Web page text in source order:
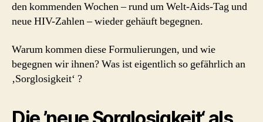
den kommenden Wochen – rund um Welt-Aids-Tag und
neue HIV-Zahlen – wieder gehäuft begegnen.
Warum kommen diese Formulierungen, und wie
begegnen wir ihnen? Was ist eigentlich so gefährlich an
‚Sorglosigkeit‘ ?